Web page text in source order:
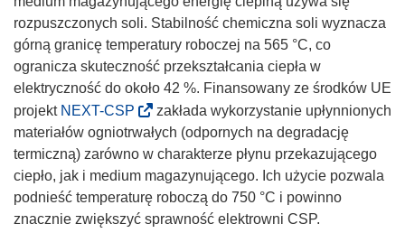
rozpuszczonych soli. Stabilność chemiczna soli wyznacza
górną granicę temperatury roboczej na 565 °C, co
ogranicza skuteczność przekształcania ciepła w
elektryczność do około 42 %. Finansowany ze środków UE
projekt NEXT-CSP
o
d
n
o
ś
zakłada wykorzystanie upłynnionych
materiałów ogniotrwałych (odpornych na degradację
termiczną) zarówno w charakterze płynu przekazującego
ciepło, jak i medium magazynującego. Ich użycie pozwala
podnieść temperaturę roboczą do 750 °C i powinno
znacznie zwiększyć sprawność elektrowni CSP.